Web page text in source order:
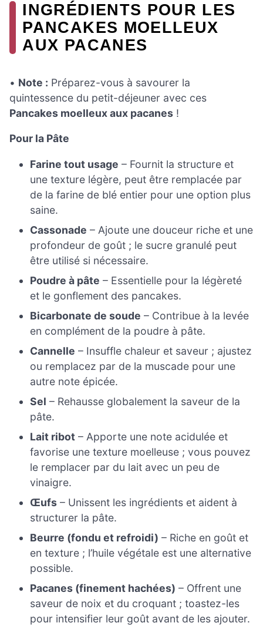
INGRÉDIENTS POUR LES
PANCAKES MOELLEUX
AUX PACANES
• Note : Préparez-vous à savourer la
quintessence du petit-déjeuner avec ces
Pancakes moelleux aux pacanes !
Pour la Pâte
Farine tout usage – Fournit la structure et
une texture légère, peut être remplacée par
de la farine de blé entier pour une option plus
saine.
Cassonade – Ajoute une douceur riche et une
profondeur de goût ; le sucre granulé peut
être utilisé si nécessaire.
Poudre à pâte – Essentielle pour la légèreté
et le gonflement des pancakes.
Bicarbonate de soude – Contribue à la levée
en complément de la poudre à pâte.
Cannelle – Insuffle chaleur et saveur ; ajustez
ou remplacez par de la muscade pour une
autre note épicée.
Sel – Rehausse globalement la saveur de la
pâte.
Lait ribot – Apporte une note acidulée et
favorise une texture moelleuse ; vous pouvez
le remplacer par du lait avec un peu de
vinaigre.
Œufs – Unissent les ingrédients et aident à
structurer la pâte.
Beurre (fondu et refroidi) – Riche en goût et
en texture ; l’huile végétale est une alternative
possible.
Pacanes (finement hachées) – Offrent une
saveur de noix et du croquant ; toastez-les
pour intensifier leur goût avant de les ajouter.